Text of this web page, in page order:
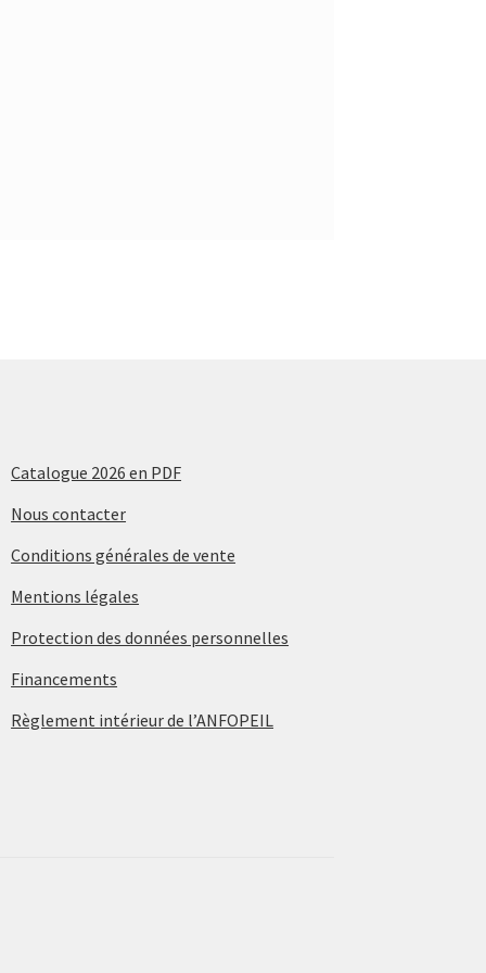
Catalogue 2026 en PDF
Nous contacter
Conditions générales de vente
Mentions légales
Protection des données personnelles
Financements
Règlement intérieur de l’ANFOPEIL